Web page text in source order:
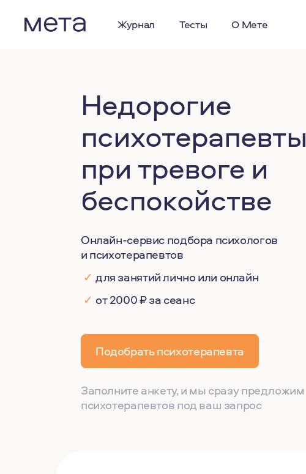
Журнал Тесты О Мете
Недорогие
психотерапевты
при тревоге и
беспокойстве
Онлайн-сервис подбора психологов
и психотерапевтов
✓ для занятий лично или онлайн
✓ от 2000 ₽ за сеанс
Подобрать психотерапевта
Заполните анкету, и мы сразу предложим
психотерапевтов под ваш запрос